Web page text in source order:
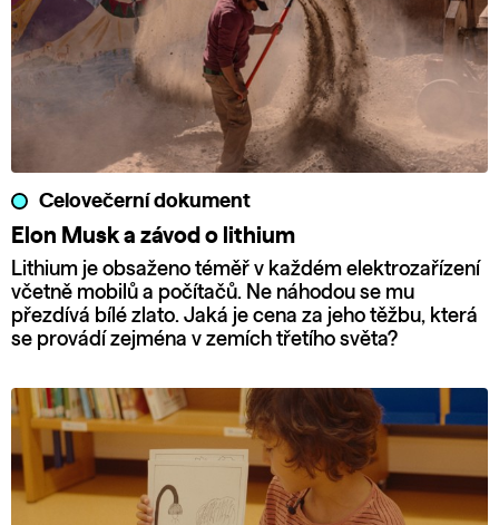
Celovečerní dokument
Elon Musk a závod o lithium
Lithium je obsaženo téměř v každém elektrozařízení
včetně mobilů a počítačů. Ne náhodou se mu
přezdívá bílé zlato. Jaká je cena za jeho těžbu, která
se provádí zejména v zemích třetího světa?